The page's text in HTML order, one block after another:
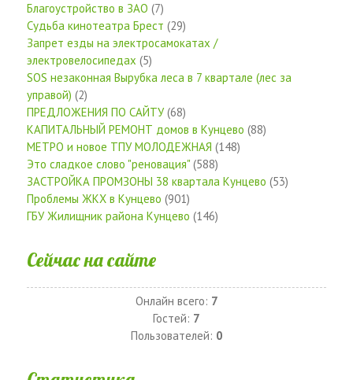
Благоустройство в ЗАО (7)
Судьба кинотеатра Брест (29)
Запрет езды на электросамокатах /
электровелосипедах (5)
SOS незаконная Вырубка леса в 7 квартале (лес за
управой) (2)
ПРЕДЛОЖЕНИЯ ПО САЙТУ(68)
КАПИТАЛЬНЫЙ РЕМОНТ домов в Кунцево (88)
МЕТРО и новое ТПУ МОЛОДЕЖНАЯ (148)
Это сладкое слово "реновация" (588)
ЗАСТРОЙКА ПРОМЗОНЫ 38 квартала Кунцево (53)
Проблемы ЖКХ в Кунцево (901)
ГБУ Жилищник района Кунцево (146)
Сейчас на сайте
Онлайн всего: 7
Гостей: 7
Пользователей: 0